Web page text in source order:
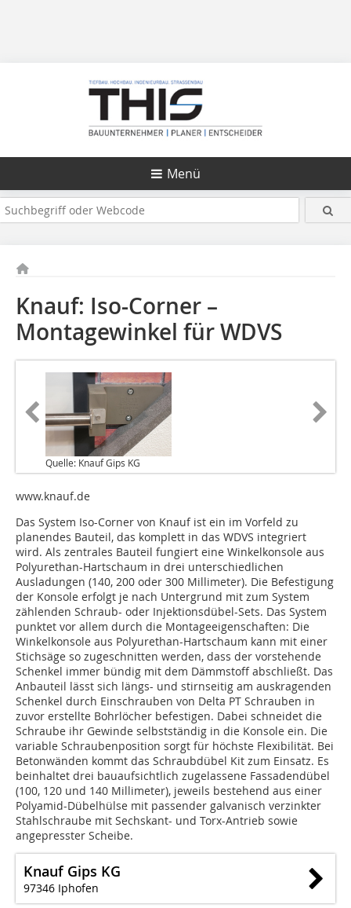
Menü
Knauf: Iso-Corner –
Montagewinkel für WDVS
Quelle: Knauf Gips KG
www.knauf.de
Das System Iso-Corner von Knauf ist ein im Vorfeld zu
planendes Bauteil, das komplett in das WDVS integriert
wird. Als zentrales Bauteil fungiert eine Winkelkonsole aus
Polyurethan-Hartschaum in drei unterschiedlichen
Ausladungen (140, 200 oder 300 Millimeter). Die Befestigung
der Konsole erfolgt je nach Untergrund mit zum System
zählenden Schraub- oder Injektionsdübel-Sets. Das System
punktet vor allem durch die Montageeigenschaften: Die
Winkelkonsole aus Polyurethan-Hartschaum kann mit einer
Stichsäge so zugeschnitten werden, dass der vorstehende
Schenkel immer bündig mit dem Dämmstoff abschließt. Das
Anbauteil lässt sich längs- und stirnseitig am auskragenden
Schenkel durch Einschrauben von Delta PT Schrauben in
zuvor erstellte Bohrlöcher befestigen. Dabei schneidet die
Schraube ihr Gewinde selbstständig in die Konsole ein. Die
variable Schraubenposition sorgt für höchste Flexibilität. Bei
Betonwänden kommt das Schraubdübel Kit zum Einsatz. Es
beinhaltet drei bauaufsichtlich zugelassene Fassadendübel
(100, 120 und 140 Millimeter), jeweils bestehend aus einer
Polyamid-Dübelhülse mit passender galvanisch verzinkter
Stahlschraube mit Sechskant- und Torx-Antrieb sowie
angepresster Scheibe.
Knauf Gips KG
97346 Iphofen